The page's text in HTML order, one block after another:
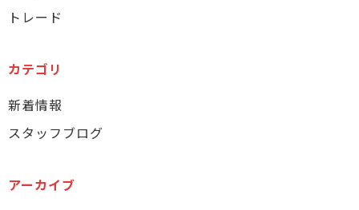
トレード
カテゴリ
新着情報
スタッフブログ
アーカイブ